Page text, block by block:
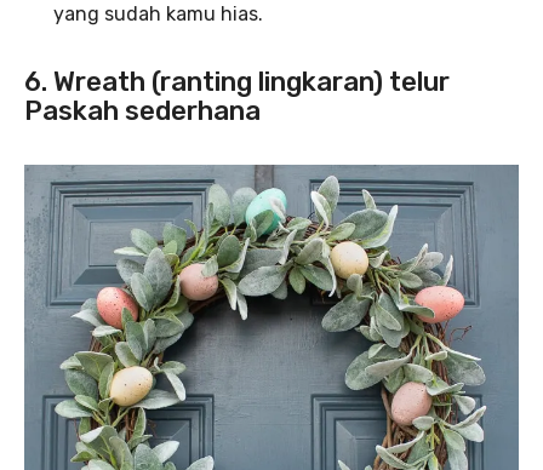
yang sudah kamu hias.
6. Wreath (ranting lingkaran) telur
Paskah sederhana